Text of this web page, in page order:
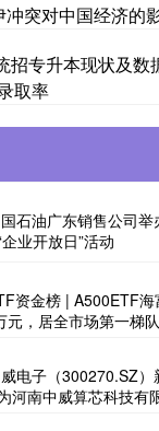
突对中国经济的
招专升本现状及数
取率
石油广东销售公司
业开放日”活动
资金榜 | A500ETF
元，居全市场第一梯
电子（300270.SZ）
河南中威算芯科技有